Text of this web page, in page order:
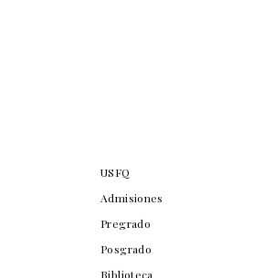
USFQ
Admisiones
Pregrado
Posgrado
Biblioteca